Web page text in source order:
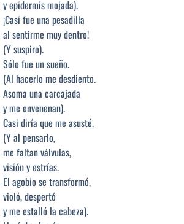
y epidermis mojada).
¡Casi fue una pesadilla
al sentirme muy dentro!
(Y suspiro).
Sólo fue un sueño.
(Al hacerlo me desdiento.
Asoma una carcajada
y me envenenan).
Casi diría que me asusté.
(Y al pensarlo,
me faltan válvulas,
visión y estrías.
El agobio se transformó,
violó, despertó
y me estalló la cabeza).